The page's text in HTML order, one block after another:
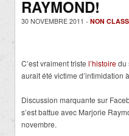
RAYMOND!
30 NOVEMBRE 2011 - NON
C’est vraiment triste l’histoiredu
aurait été victime d’intimidation
Discussion marquante sur
s’est battue avec Marjorie
novembre.